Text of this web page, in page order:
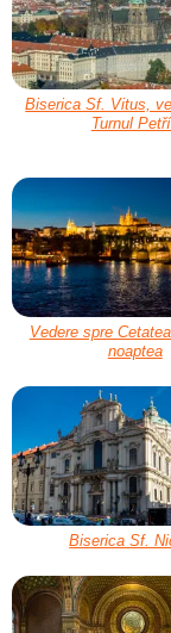
Biserica Sf. Vitus,
Turnul
Vedere spre
noaptea
Biserica Sf.